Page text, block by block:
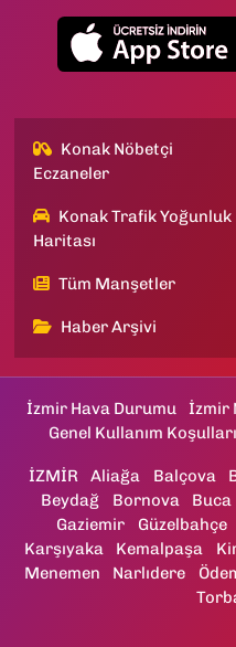
Konak Nöbetçi
Eczaneler
Konak Trafik Yoğunluk
Haritası
Tüm Manşetler
Haber Arşivi
İzmir Hava Durumu İzmir
Genel Kullanım Koşulları
İZMİR Aliağa Balçova
Beydağ
Bornova Buca
Gaziemir
Güzelbahçe
Karşıyaka
Kemalpaşa
Menemen
Narlıdere